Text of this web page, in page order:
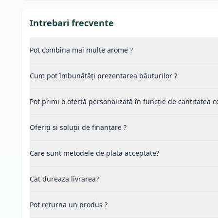
Intrebari frecvente
Pot combina mai multe arome ?
Cum pot îmbunătăți prezentarea băuturilor ?
Pot primi o ofertă personalizată în funcție de cantitatea
Oferiți si soluții de finanțare ?
Care sunt metodele de plata acceptate?
Cat dureaza livrarea?
Pot returna un produs ?